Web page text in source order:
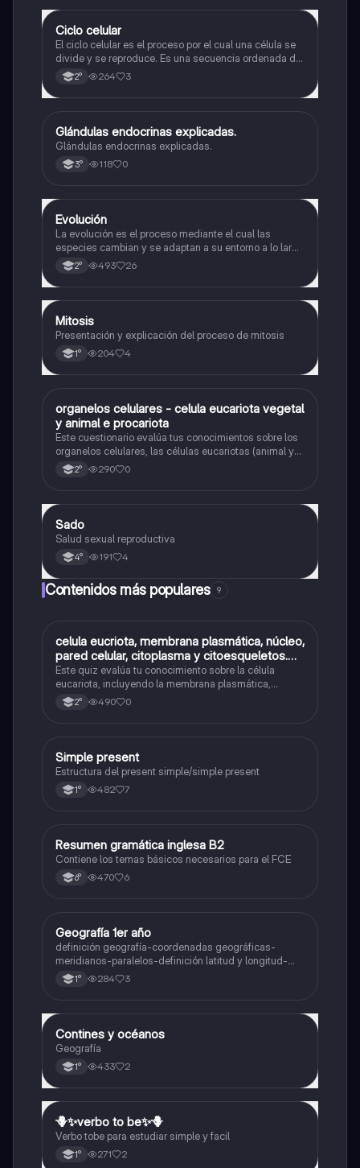
Biología
Ciclo celular
El ciclo celular es el proceso por el cual una célula se
divide y se reproduce. Es una secuencia ordenada de
eventos que permiten la replicación del material
genético y la formación de dos células hijas idénticas
2° 264 3
Biología
Glándulas endocrinas explicadas.
Glándulas endocrinas explicadas.
3° 118 0
Biología
Evolución
La evolución es el proceso mediante el cual las
especies cambian y se adaptan a su entorno a lo largo
del tiempo.
2° 493 26
Biología
Mitosis
Presentación y explicación del proceso de mitosis
1° 204 4
OBiología
organelos celulares - celula eucariota vegetal
y animal e procariota
Este cuestionario evalúa tus conocimientos sobre los
organelos celulares, las células eucariotas (animal y
vegetal) y las células procariotas.
2° 290 0
Biología
Sado
Salud sexual reproductiva
4° 191 4
Contenidos más populares 9
CBiología
celula eucriota, membrana plasmática, núcleo,
pared celular, citoplasma y citoesqueletos.
nombre se las partes de la celula eucariota
Este quiz evalúa tu conocimiento sobre la célula
eucariota, incluyendo la membrana plasmática,
núcleo, pared celular, citoplasma y citoesqueleto.
2° 490 0
Inglés
Simple present
Estructura del present simple/simple present
1° 482 7
Inglés
Resumen gramática inglesa B2
Contiene los temas básicos necesarios para el FCE
6° 470 6
Geografía
Geografía 1er año
definición geografía-coordenadas geográficas-
meridianos-paralelos-definición latitud y longitud-
elementos del mapa-definición mapa-localización
relativa y absoluta
1° 284 3
Geografía
Contines y océanos
Geografía
1° 433 2
Inglés
🪻✨️verbo to be✨️🪻
Verbo tobe para estudiar simple y facil
1° 271 2